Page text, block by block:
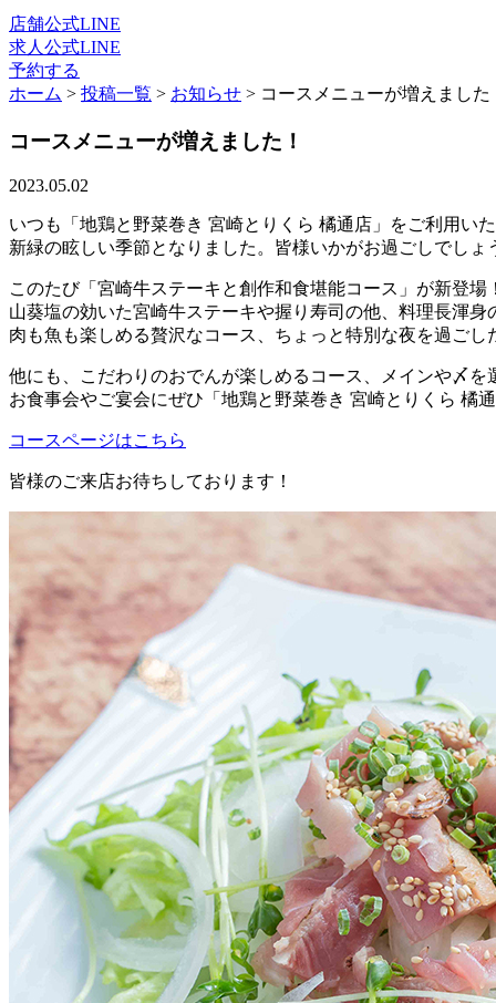
店舗公式LINE
求人公式LINE
予約する
ホーム > 投稿一覧 > お知らせ > コースメニューが増えました
コースメニューが増えました！
2023.05.02
いつも「地鶏と野菜巻き 宮崎とりくら 橘通店」をご利用い
新緑の眩しい季節となりました。皆様いかがお過ごしでしょ
このたび「宮崎牛ステーキと創作和食堪能コース」が新登場
山葵塩の効いた宮崎牛ステーキや握り寿司の他、料理長渾
肉も魚も楽しめる贅沢なコース、ちょっと特別な夜を過ごし
他にも、こだわりのおでんが楽しめるコース、メインや〆
お食事会やご宴会にぜひ「地鶏と野菜巻き 宮崎とりくら 橘
コースページはこちら
皆様のご来店お待ちしております！